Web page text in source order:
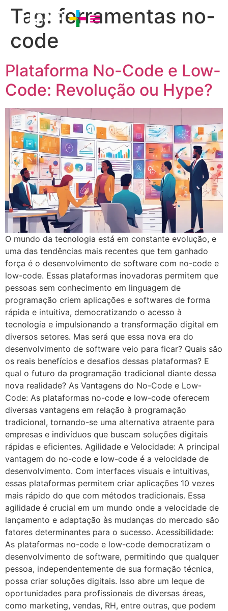
Tag: ferramentas no-
code
Plataforma No-Code e Low-
Code: Revolução ou Hype?
O mundo da tecnologia está em constante evolução, e
uma das tendências mais recentes que tem ganhado
força é o desenvolvimento de software com no-code e
low-code. Essas plataformas inovadoras permitem que
pessoas sem conhecimento em linguagem de
programação criem aplicações e softwares de forma
rápida e intuitiva, democratizando o acesso à
tecnologia e impulsionando a transformação digital em
diversos setores. Mas será que essa nova era do
desenvolvimento de software veio para ficar? Quais são
os reais benefícios e desafios dessas plataformas? E
qual o futuro da programação tradicional diante dessa
nova realidade? As Vantagens do No-Code e Low-
Code: As plataformas no-code e low-code oferecem
diversas vantagens em relação à programação
tradicional, tornando-se uma alternativa atraente para
empresas e indivíduos que buscam soluções digitais
rápidas e eficientes. Agilidade e Velocidade: A principal
vantagem do no-code e low-code é a velocidade de
desenvolvimento. Com interfaces visuais e intuitivas,
essas plataformas permitem criar aplicações 10 vezes
mais rápido do que com métodos tradicionais. Essa
agilidade é crucial em um mundo onde a velocidade de
lançamento e adaptação às mudanças do mercado são
fatores determinantes para o sucesso. Acessibilidade:
As plataformas no-code e low-code democratizam o
desenvolvimento de software, permitindo que qualquer
pessoa, independentemente de sua formação técnica,
possa criar soluções digitais. Isso abre um leque de
oportunidades para profissionais de diversas áreas,
como marketing, vendas, RH, entre outras, que podem